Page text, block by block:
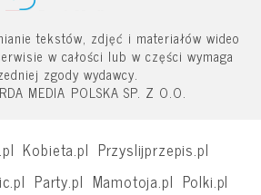
tekstów, zdjęć i materiałów wideo
w całości lub w części wymaga
zgody wydawcy.
MEDIA POLSKA SP. Z O.O.
Kobieta.pl Przyslijprzepis.pl
Party.pl Mamotoja.pl Polki.pl